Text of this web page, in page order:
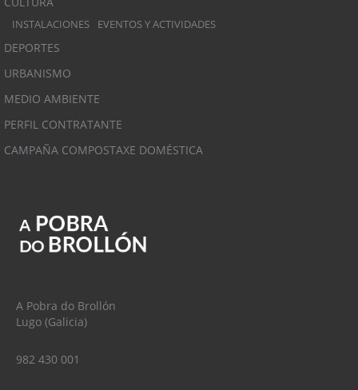
INSTALACIONES EVENTOS Y ACTIVIDADES
DEPORTES
URBANISMO
MEDIO AMBIENTE
PERFIL CONTRATANTE
CAMPAÑA COMPOSTAXE DOMÉSTICA
A Pobra do Brollón
Lugo (Galicia)
982 430 001